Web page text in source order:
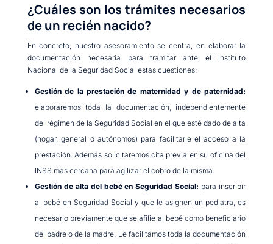
¿Cuáles son los trámites necesarios
de un recién nacido?
En concreto, nuestro asesoramiento se centra, en elaborar la
documentación necesaria para tramitar ante el Instituto
Nacional de la Seguridad Social estas cuestiones:
Gestión de la prestación de maternidad y de paternidad:
elaboraremos toda la documentación, independientemente
del régimen de la Seguridad Social en el que esté dado de alta
(hogar, general o autónomos) para facilitarle el acceso a la
prestación. Además solicitaremos cita previa en su oficina del
INSS más cercana para agilizar el cobro de la misma.
Gestión de alta del bebé en Seguridad Social: para inscribir
al bebé en Seguridad Social y que le asignen un pediatra, es
necesario previamente que se afilie al bebé como beneficiario
del padre o de la madre. Le facilitamos toda la documentación